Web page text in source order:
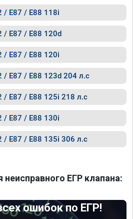
/ E87 / E88 118i
/ E87 / E88 120d
/ E87 / E88 120i
/ E87 / E88 123d 204 л.с
/ E87 / E88 125i 218 л.с
/ E87 / E88 130i
/ E87 / E88 135i 306 л.с
ЕГР клапана:
ошибок по ЕГР!